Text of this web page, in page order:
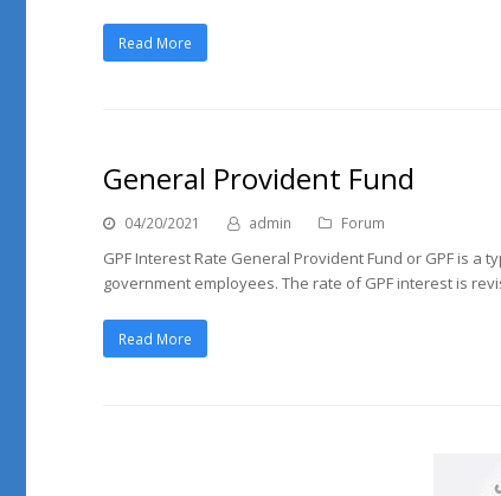
Read More
General Provident Fund
04/20/2021 admin Forum
GPF Interest Rate General Provident Fund or GPF is
government employees. The rate of GPF interest is
Read More